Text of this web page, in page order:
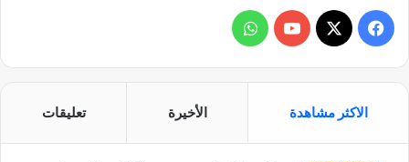
ي
X
Y
ا
الاكثر مشاهدة الأخيرة تعليقات